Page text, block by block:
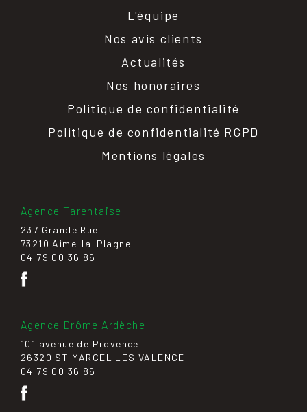
L'équipe
Nos avis clients
Actualités
Nos honoraires
Politique de confidentialité
Politique de confidentialité RGPD
Mentions légales
Agence Tarentaise
237 Grande Rue
73210 Aime-la-Plagne
04 79 00 36 86
Agence Drôme Ardèche
101 avenue de Provence
26320 ST MARCEL LES VALENCE
04 79 00 36 86